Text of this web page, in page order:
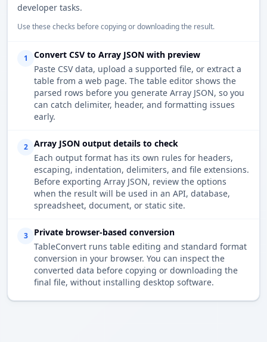
developer tasks.
Use these checks before copying or downloading the result.
1
Convert CSV to Array JSON with preview
Paste CSV data, upload a supported file, or extract a
table from a web page. The table editor shows the
parsed rows before you generate Array JSON, so you
can catch delimiter, header, and formatting issues
early.
2
Array JSON output details to check
Each output format has its own rules for headers,
escaping, indentation, delimiters, and file extensions.
Before exporting Array JSON, review the options
when the result will be used in an API, database,
spreadsheet, document, or static site.
3
Private browser-based conversion
TableConvert runs table editing and standard format
conversion in your browser. You can inspect the
converted data before copying or downloading the
final file, without installing desktop software.